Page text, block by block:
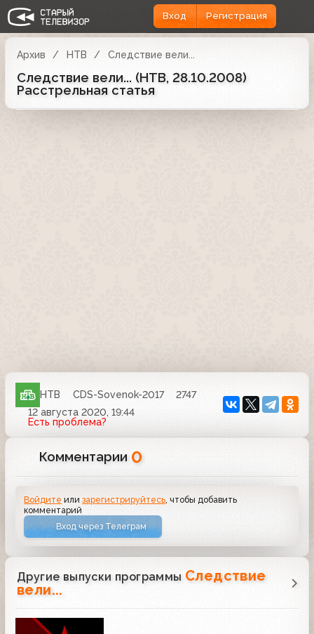
Вход Регистрация
Архив НТВ Следствие вели...
Следствие вели... (НТВ, 28.10.2008)
Расстрельная статья
НТВ CDS-Sovenok-2017
2747
12 августа 2020, 19:44
Есть проблема?
Комментарии 0
Войдите илизарегистрируйтесь , чтобы добавить
комментарий
Вход через Телеграм
Другие выпуски программы Следствие
вели...